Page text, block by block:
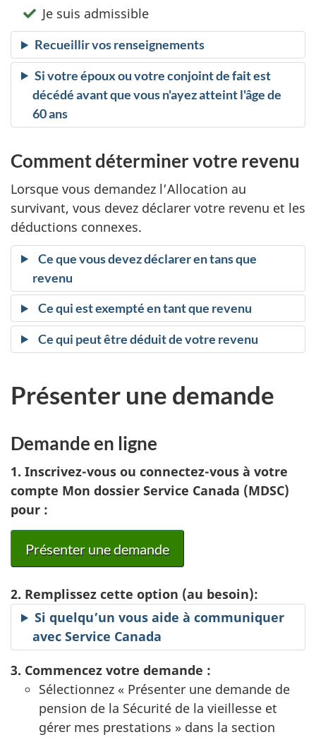
Je suis admissible
Recueillir vos renseignements
Si votre époux ou votre conjoint de fait est
décédé avant que vous n'ayez atteint l'âge de
60 ans
Comment déterminer votre revenu
Lorsque vous demandez l’Allocation au
survivant, vous devez déclarer votre revenu et les
déductions connexes.
Ce que vous devez déclarer en tans que
revenu
Ce qui est exempté en tant que revenu
Ce qui peut être déduit de votre revenu
Présenter une demande
Demande en ligne
1. Inscrivez-vous ou connectez-vous à votre
compte Mon dossier Service Canada (MDSC)
pour :
Présenter une demande
2. Remplissez cette option (au besoin):
Si quelqu’un vous aide à communiquer
avec Service Canada
3. Commencez votre demande :
Sélectionnez « Présenter une demande de
pension de la Sécurité de la vieillesse et
gérer mes prestations » dans la section